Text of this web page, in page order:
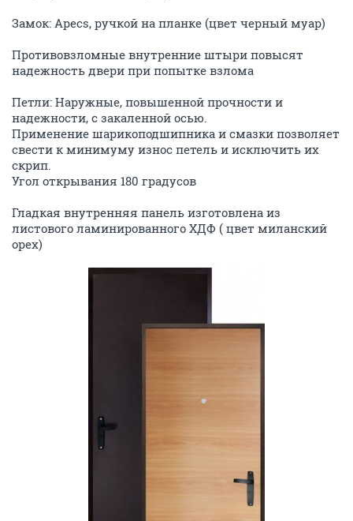
Замок: Apecs, ручкой на планке (цвет черный муар)
Противовзломные внутренние штыри повысят
надежность двери при попытке взлома
Петли: Наружные, повышенной прочности и
надежности, с закаленной осью.
Применение шарикоподшипника и смазки позволяет
свести к минимуму износ петель и исключить их
скрип.
Угол открывания 180 градусов
Гладкая внутренняя панель изготовлена из
листового ламинированного ХДФ ( цвет миланский
орех)